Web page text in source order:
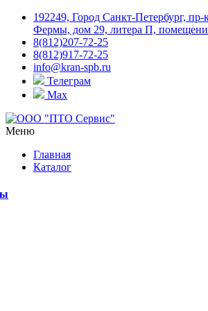
192249, Город Санкт-Петербург, пр-
Фермы, дом 29, литера П,
8(812)207-72-25
8(812)917-72-25
info@kran-spb.ru
Телеграм
Max
Меню
Главная
Каталог